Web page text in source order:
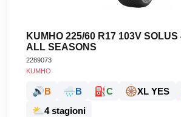
KUMHO 225/60 R17 103V
ALL SEASONS
2289073
KUMHO
🔊B 🌧️B ⛽C 🛞XL YES
⛅4 stagioni